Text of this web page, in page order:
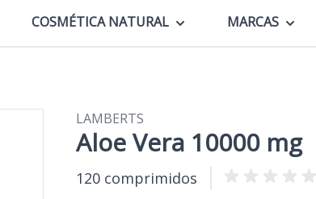
COSMÉTICA NATURAL MARCAS
LAMBERTS
Aloe Vera 10000 mg
120 comprimidos